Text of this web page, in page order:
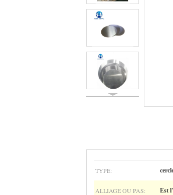
TYPE:
ALLIAGE OU PAS: Est